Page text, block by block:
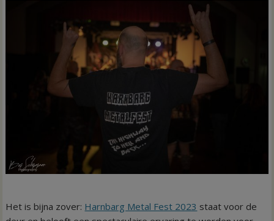
Het is bijna zover: Harnbarg Metal Fest 2023 staat voor de